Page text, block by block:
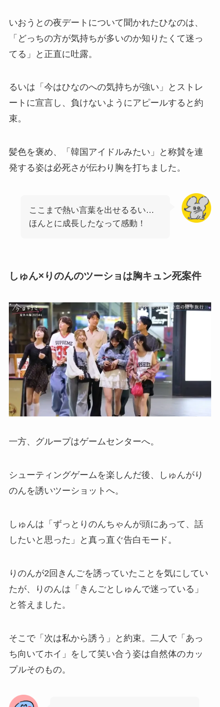
いおうとの夜デートについて聞かれたひなのは、
「どっちの方が気持ちが多いのか知りたくて迷っ
てる」と正直に吐露。
るいは「今はひなのへの気持ちが強い」とストレ
ートに宣言し、負けないようにアピールすると約
束。
髪色を褒め、「韓国アイドルみたい」と称賛を連
発する姿は必死さが伝わり胸を打ちました。
ここまで熱い言葉を出せるるい…
ほんとに成長したなって感動！
しゅん×りのんのツーショは胸キュン死案件
一方、グループはゲームセンターへ。
シューティングゲームを楽しんだ後、しゅんがり
のんを誘いツーショットへ。
しゅんは「ずっとりのんちゃんが頭にあって、話
したいと思った」と真っ直ぐ告白モード。
りのんが2回きんごを誘っていたことを気にしてい
たが、りのんは「きんごとしゅんで迷っている」
と答えました。
そこで「次は私から誘う」と約束。二人で「あっ
ち向いてホイ」をして笑い合う姿は自然体のカッ
プルそのもの。